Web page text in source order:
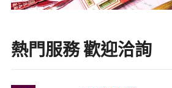
熱門服務 歡迎洽詢